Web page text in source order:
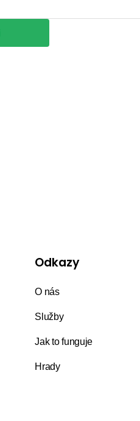
Odkazy
O nás
Služby
Jak to funguje
Hrady